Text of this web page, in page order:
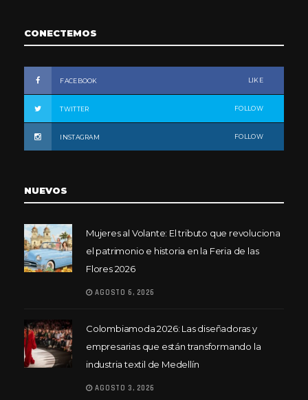
CONECTEMOS
FACEBOOK LIKE
TWITTER FOLLOW
INSTAGRAM FOLLOW
NUEVOS
Mujeres al Volante: El tributo que revoluciona
el patrimonio e historia en la Feria de las
Flores 2026
AGOSTO 6, 2026
Colombiamoda 2026: Las diseñadoras y
empresarias que están transformando la
industria textil de Medellín
AGOSTO 3, 2026